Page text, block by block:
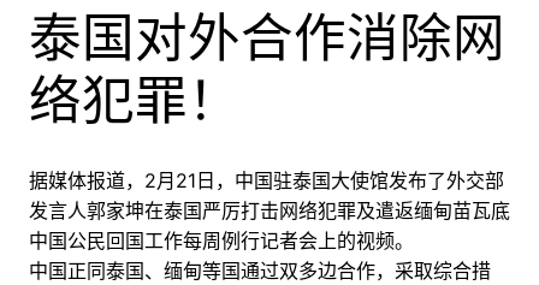
泰国对外合作消除网
络犯罪！
据媒体报道，2月21日，中国驻泰国大使馆发布了外交部
发言人郭家坤在泰国严厉打击网络犯罪及遣返缅甸苗瓦底
中国公民回国工作每周例行记者会上的视频。
中国正同泰国、缅甸等国通过双多边合作，采取综合措